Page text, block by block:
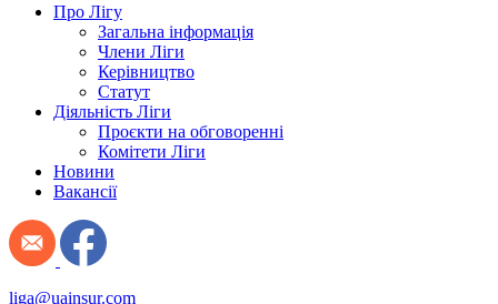
Про Лігу
Загальна інформація
Члени Ліги
Керівництво
Статут
Діяльність Ліги
Проєкти на обговоренні
Комітети Ліги
Новини
Вакансії
liga@uainsur.com